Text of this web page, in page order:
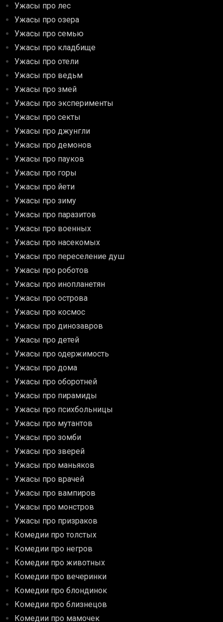
Ужасы про лес
Ужасы про озера
Ужасы про семью
Ужасы про кладбище
Ужасы про отели
Ужасы про ведьм
Ужасы про змей
Ужасы про эксперименты
Ужасы про секты
Ужасы про джунгли
Ужасы про демонов
Ужасы про пауков
Ужасы про горы
Ужасы про йети
Ужасы про зиму
Ужасы про паразитов
Ужасы про военных
Ужасы про насекомых
Ужасы про переселение душ
Ужасы про роботов
Ужасы про инопланетян
Ужасы про острова
Ужасы про космос
Ужасы про динозавров
Ужасы про детей
Ужасы про одержимость
Ужасы про дома
Ужасы про оборотней
Ужасы про пирамиды
Ужасы про психбольницы
Ужасы про мутантов
Ужасы про зомби
Ужасы про зверей
Ужасы про маньяков
Ужасы про врачей
Ужасы про вампиров
Ужасы про монстров
Ужасы про призраков
Комедии про толстых
Комедии про негров
Комедии про животных
Комедии про вечеринки
Комедии про блондинок
Комедии про близнецов
Комедии про мамочек